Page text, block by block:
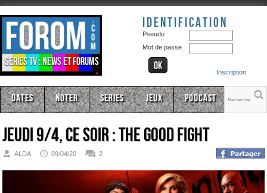
Séries TV : news et forums
Identification
Pseudo
Mot de passe
Inscription
Dates Noter Series Jeux Podcast
Jeudi 9/4, ce soir : The Good Fight
ALDA 09/04/20 2